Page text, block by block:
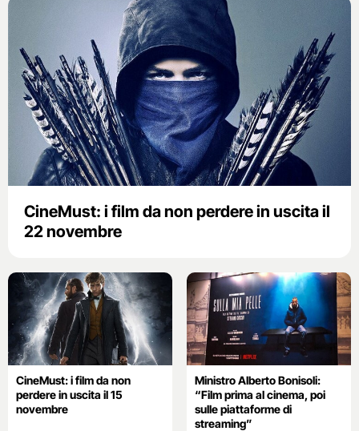
CineMust: i film da non perdere in uscita il
22 novembre
CineMust: i film da non
perdere in uscita il 15
novembre
Ministro Alberto Bonisoli:
“Film prima al cinema, poi
sulle piattaforme di
streaming”